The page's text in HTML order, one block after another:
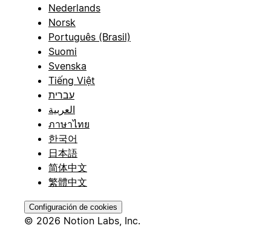
Nederlands
Norsk
Português (Brasil)
Suomi
Svenska
Tiếng Việt
עברית
العربية
ภาษาไทย
한국어
日本語
简体中文
繁體中文
Configuración de cookies
© 2026 Notion Labs, Inc.